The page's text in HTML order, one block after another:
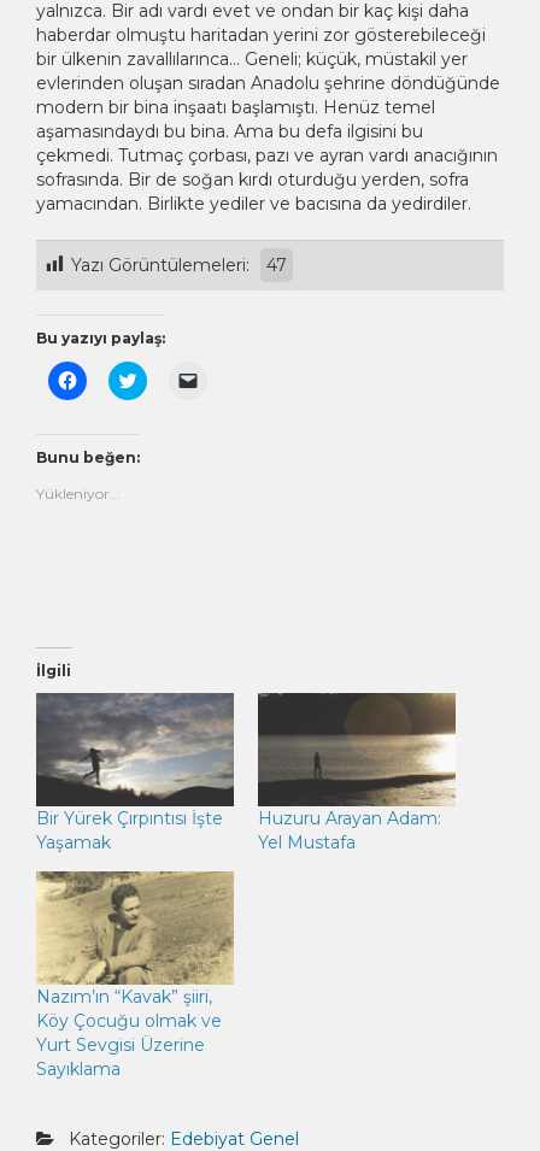
yalnızca. Bir adı vardı evet ve ondan bir kaç kişi daha
haberdar olmuştu haritadan yerini zor gösterebileceği
bir ülkenin zavallılarınca… Geneli; küçük, müstakil yer
evlerinden oluşan sıradan Anadolu şehrine döndüğünde
modern bir bina inşaatı başlamıştı. Henüz temel
aşamasındaydı bu bina. Ama bu defa ilgisini bu
çekmedi. Tutmaç çorbası, pazı ve ayran vardı anacığının
sofrasında. Bir de soğan kırdı oturduğu yerden, sofra
yamacından. Birlikte yediler ve bacısına da yedirdiler.
Yazı Görüntülemeleri: 47
Bu yazıyı paylaş:
Facebook'ta
paylaşmak
pencerede
açılır)
Twitter
üzerinde
(Yeni
Bunu beğen:
Yükleniyor...
İlgili
Bir Yürek Çırpıntısı İşte
Yaşamak
Huzuru Arayan Adam:
Yel Mustafa
Nazım’ın “Kavak” şiiri,
Köy Çocuğu olmak ve
Yurt Sevgisi Üzerine
Sayıklama
Kategoriler: Edebiyat Genel